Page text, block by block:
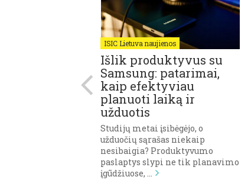
ISIC Lietuva naujienos
Išlik produktyvus su
Samsung: patarimai,
kaip efektyviau
planuoti laiką ir
užduotis
Studijų metai įsibėgėjo, o
užduočių sąrašas niekaip
nesibaigia? Produktyvumo
paslaptys slypi ne tik planavimo
įgūdžiuose, …